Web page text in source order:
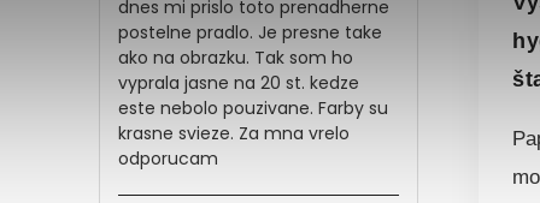
dnes mi prislo toto prenadherne
postelne pradlo. Je presne take
ako na obrazku. Tak som ho
vyprala jasne na 20 st. kedze
este nebolo pouzivane. Farby su
krasne svieze. Za mna vrelo
odporucam